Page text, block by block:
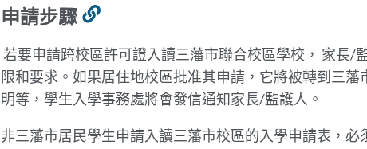
申請步驟
Link
this
section
若要申請跨校區許可證入讀三藩市聯合校區學校， 家長
限和要求。如果居住地校區批准其申請，它將被轉到三
明等，學生入學事務處將會發信通知家長/監護人。
非三藩市居民學生申請入讀三藩市校區的入學申請表，必